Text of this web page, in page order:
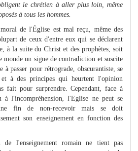
le chrétien à aller plus loin, même
à tous les hommes.
de l'Église est mal reçu, même des
de ceux d'entre eux qui se déclarent
à la suite du Christ et des prophètes, soit
monde un signe de contradiction et suscite
à passer pour rétrograde, obscurantiste, se
à des principes qui heurtent l'opinion
fait pour surprendre. Cependant, face à
à l'incompréhension, l'Eglise ne peut se
fin de non-recevoir mais se doit
son enseignement en fonction des
de l'enseignement romain ne tient pas